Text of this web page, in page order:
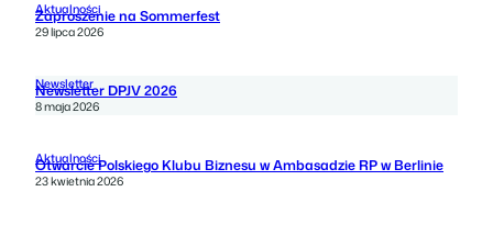
Aktualności
Zaproszenie na Sommerfest
29 lipca 2026
Newsletter
Newsletter DPJV 2026
8 maja 2026
Aktualności
Otwarcie Polskiego Klubu Biznesu w Ambasadzie RP w Berlinie
23 kwietnia 2026